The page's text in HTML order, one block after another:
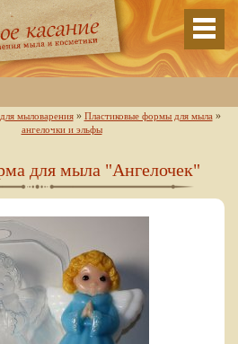
мыловарения» Пластиковые формы для мыла»
ангелочки и эльфы
для мыла "Ангелочек"